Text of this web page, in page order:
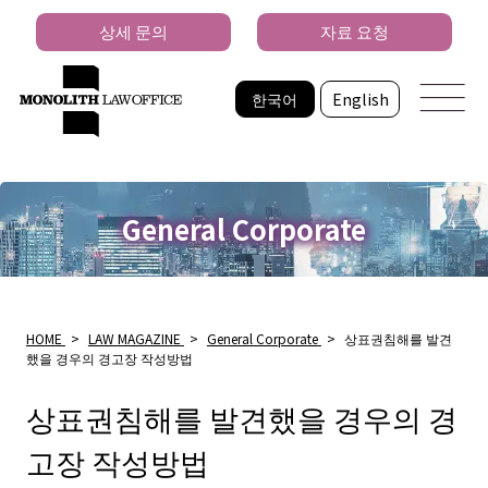
한국어 English
상세 문의 자료 요청
General Corporate
HOME > LAW MAGAZINE > General Corporate > 상표권침해를 발견
했을 경우의 경고장 작성방법
상표권침해를 발견했을 경우의 경
고장 작성방법